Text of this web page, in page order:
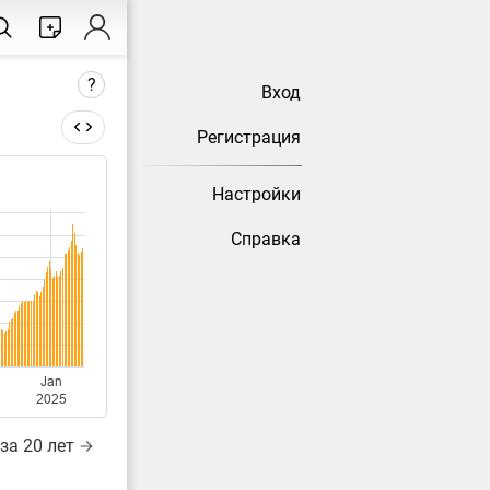
Вход
Регистрация
Настройки
Справка
?
Jan
2025
20 лет